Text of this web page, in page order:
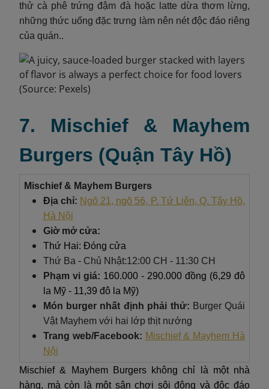
thử cà phê trứng đậm đà hoặc latte dừa thơm lừng,
những thức uống đặc trưng làm nên nét độc đáo riêng
của quán..
7. Mischief & Mayhem
Burgers (Quận Tây Hồ)
Mischief & Mayhem Burgers
Địa chỉ: Ngõ 21, ngõ 56, P. Tứ Liên, Q. Tây Hồ,
Hà Nội
Giờ mở cửa:
Thứ Hai: Đóng cửa
Thứ Ba - Chủ Nhật:12:00 CH - 11:30 CH
Phạm vi giá: 160.000 - 290.000 đồng (6,29 đô
la Mỹ - 11,39 đô la Mỹ)
Món burger nhất định phải thử: Burger Quái
Vật Mayhem với hai lớp thịt nướng
Trang web/Facebook: Mischief & Mayhem Hà
Nội
Mischief & Mayhem Burgers không chỉ là một nhà
hàng, mà còn là một sân chơi sôi động và độc đáo